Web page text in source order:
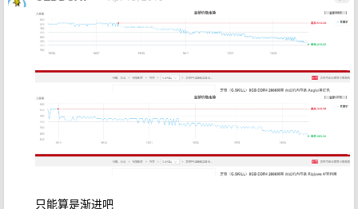
只能算是渐进吧